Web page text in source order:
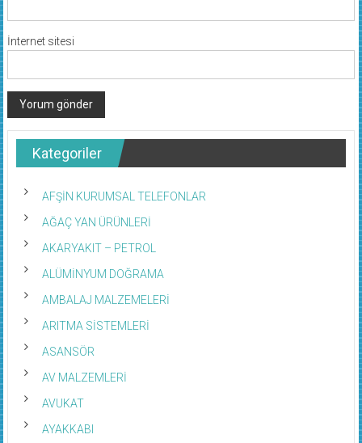
İnternet sitesi
Kategoriler
AFŞİN KURUMSAL TELEFONLAR
AĞAÇ YAN ÜRÜNLERİ
AKARYAKIT – PETROL
ALÜMİNYUM DOĞRAMA
AMBALAJ MALZEMELERİ
ARITMA SİSTEMLERİ
ASANSÖR
AV MALZEMLERİ
AVUKAT
AYAKKABI